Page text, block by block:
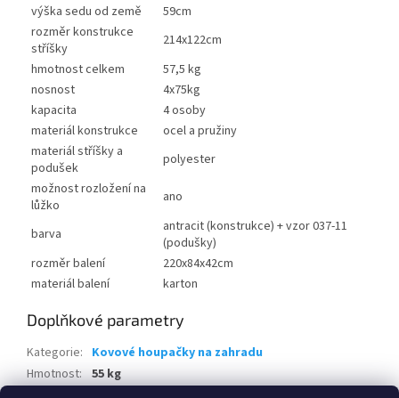
výška sedu od země
59cm
rozměr konstrukce
stříšky
214x122cm
hmotnost celkem
57,5 kg
nosnost
4x75kg
kapacita
4 osoby
materiál konstrukce
ocel a pružiny
materiál stříšky a
podušek
polyester
možnost rozložení na
lůžko
ano
barva
antracit (konstrukce) + vzor 037-11
(podušky)
rozměr balení
220x84x42cm
materiál balení
karton
Doplňkové parametry
Kategorie: Kovové houpačky na zahradu
Hmotnost: 55 kg